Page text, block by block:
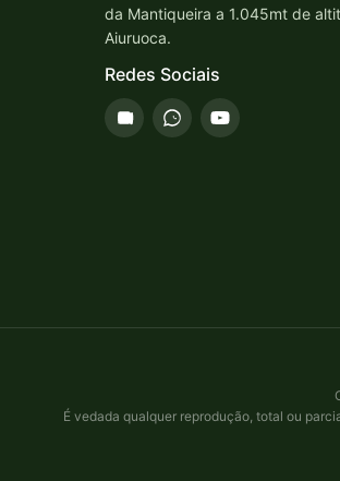
da Mantiqueira a 1.045mt de
Aiuruoca.
Redes Sociais
É vedada qualquer reprodução, total ou